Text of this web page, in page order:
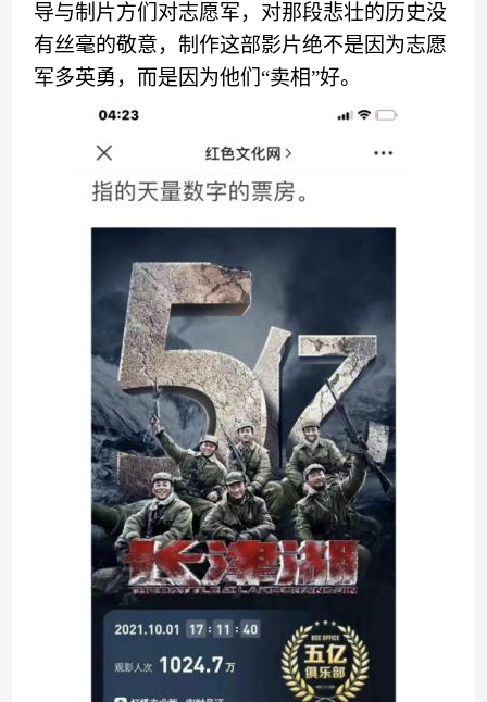
导与制片方们 对志愿军， 对那段悲壮的历史没
有丝毫的敬意，制作这部影片绝不是因为志愿
军多英勇，而是因为他们 “卖相”好。